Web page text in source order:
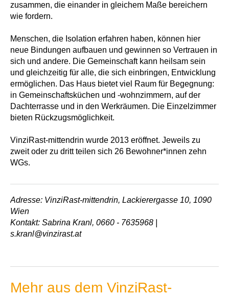
zusammen, die einander in gleichem Maße bereichern
wie fordern.
Menschen, die Isolation erfahren haben, können hier
neue Bindungen aufbauen und gewinnen so Vertrauen in
sich und andere. Die Gemeinschaft kann heilsam sein
und gleichzeitig für alle, die sich einbringen, Entwicklung
ermöglichen. Das Haus bietet viel Raum für Begegnung:
in Gemeinschaftsküchen und -wohnzimmern, auf der
Dachterrasse und in den Werkräumen. Die Einzelzimmer
bieten Rückzugsmöglichkeit.
VinziRast-mittendrin wurde 2013 eröffnet. Jeweils zu
zweit oder zu dritt teilen sich 26 Bewohner*innen zehn
WGs.
Adresse: VinziRast-mittendrin, Lackierergasse 10, 1090
Wien
Kontakt: Sabrina Kranl, 0660 - 7635968 |
s.kranl@vinzirast.at
Mehr aus dem VinziRast-